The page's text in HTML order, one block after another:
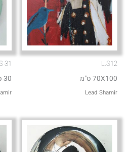
L.S12
70X100 ס"מ
Lead Shamir
31
30 ס"מ